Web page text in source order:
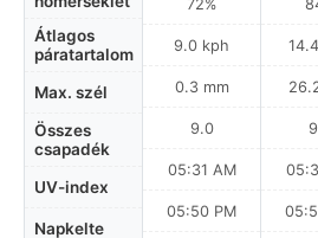
Átlagos
páratartalom
Max. szél
Összes
csapadék
UV-index
Napkelte
72%
9.0 kph
0.3 mm
9.0
05:31 AM
05:50 PM